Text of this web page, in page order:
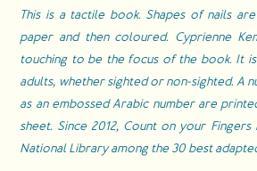
This is a tactile book. Shapes of nails
paper and then coloured. Cyprienne
touching to be the focus of the book. It
adults, whether sighted or non-sighted. A
as an embossed Arabic number are
sheet. Since 2012, Count on your
National Library among the 30 best